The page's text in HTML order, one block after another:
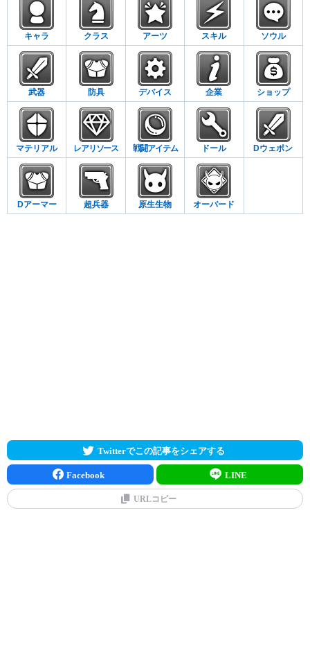
キャラ クラス アーツ スキル ソウル
武器 防具 デバイス 企業 ショップ
マテリアル レアリソース 戦闘アイテム ドール Dウェポン
Dアーマー 超兵器 原生生物 オーバード
Twitterでこの記事をシェアする
Facebook LINE
URLコピー